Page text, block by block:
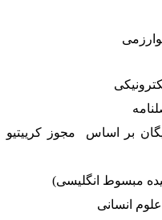
بر اساس
مجوز کرییتیو
مبسوط انگلیسی)
علوم انسانی